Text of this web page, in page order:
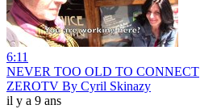
6:11
NEVER TOO OLD TO CONNECT
ZEROTV By Cyril Skinazy
il y a 9 ans